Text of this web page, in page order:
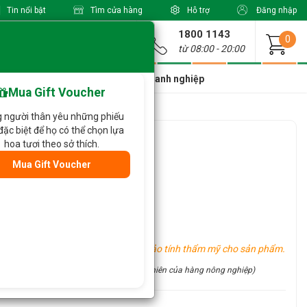
Tin nổi bật Tìm cửa hàng Hỗ trợ Đăng nhập
1800 1143
từ 08:00 - 20:00
0
Dành cho doanh nghiệp
825
khác tùy vào tình hình thực tế.
khác nhau, tuy nhiên vẫn đảm bảo tính thẩm mỹ cho sản phẩm.
(đặc điểm thủ công và tính chất tự nhiên của hàng nông nghiệp)
Mua Gift Voucher
người thân yêu những phiếu
biệt để họ có thể chọn lựa
hoa tươi theo sở thích.
Mua Gift Voucher